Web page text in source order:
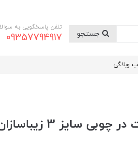
تلفن پاسخگویی به
09357794917
وبلاگی
سایز 3 زیباسازان